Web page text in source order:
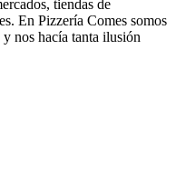
tiendas de
En Pizzería Comes somos
nos hacía tanta ilusión